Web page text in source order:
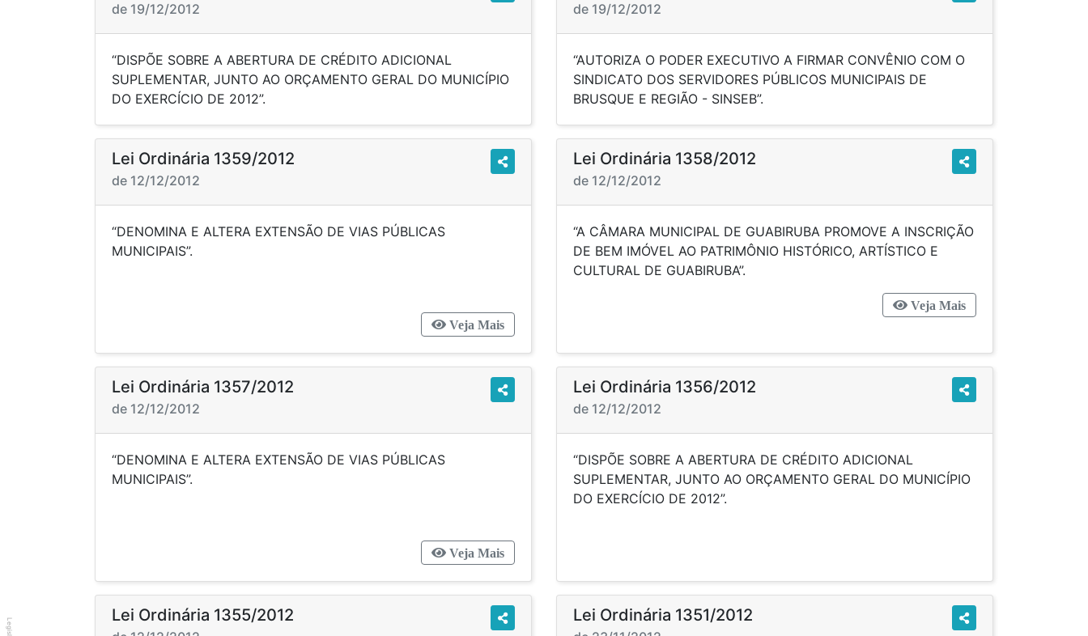
de 19/12/2012
“DISPÕE SOBRE A ABERTURA DE CRÉDITO ADICIONAL
SUPLEMENTAR, JUNTO AO ORÇAMENTO GERAL DO MUNICÍPIO
DO EXERCÍCIO DE 2012”.
de 19/12/2012
“AUTORIZA O PODER EXECUTIVO A FIRMAR CONVÊNIO COM O
SINDICATO DOS SERVIDORES PÚBLICOS MUNICIPAIS DE
BRUSQUE E REGIÃO - SINSEB”.
Lei Ordinária 1359/2012
de 12/12/2012
“DENOMINA E ALTERA EXTENSÃO DE VIAS PÚBLICAS
MUNICIPAIS”.
Veja Mais
Lei Ordinária 1358/2012
de 12/12/2012
“A CÂMARA MUNICIPAL DE GUABIRUBA PROMOVE A INSCRIÇÃO
DE BEM IMÓVEL AO PATRIMÔNIO HISTÓRICO, ARTÍSTICO E
CULTURAL DE GUABIRUBA”.
Veja Mais
Lei Ordinária 1357/2012
de 12/12/2012
“DENOMINA E ALTERA EXTENSÃO DE VIAS PÚBLICAS
MUNICIPAIS”.
Veja Mais
Lei Ordinária 1356/2012
de 12/12/2012
“DISPÕE SOBRE A ABERTURA DE CRÉDITO ADICIONAL
SUPLEMENTAR, JUNTO AO ORÇAMENTO GERAL DO MUNICÍPIO
DO EXERCÍCIO DE 2012”.
Lei Ordinária 1355/2012 Lei Ordinária 1351/2012